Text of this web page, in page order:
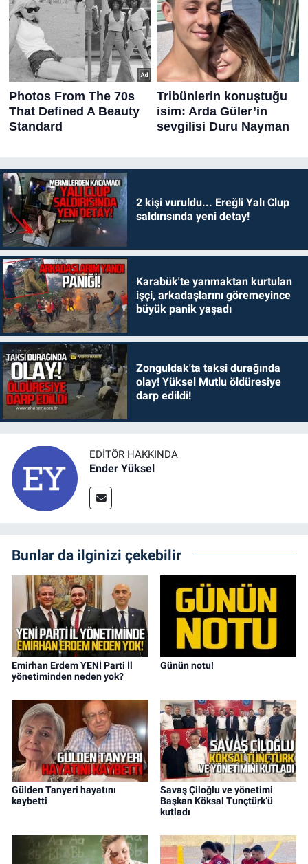
2 kişi vuruldu... Ereğli Yalı Clup
saldırısında yeni detay!
Karabük'te yanmaktan kurtulan
işçi, arkadaşlarını göremeyince
büyük panik yaşadı
Zonguldak'ta taksi durağında
olay! Yüksel Mutlu öldüresiye
darp edildi!
EDITÖR HAKKINDA
Ender Yüksel
Bunlar da ilginizi çekebilir
Emirhan Erdem YENİ Parti İl
yönetiminden neden yok?
Günün notu!
Gülden Tanyeri hayatını
kaybetti
Savaş Çiloğlu ve yönetimi
Başkan Köksal Tunçtürk’ü
kutladı